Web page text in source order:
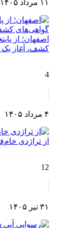
۱۱ مرداد ۱۴۰۵
اصفهان؛ از
کشف، آغاز یک
4
۴ مرداد ۱۴۰۵
از تراژدی
12
۳۱ تیر ۱۴۰۵